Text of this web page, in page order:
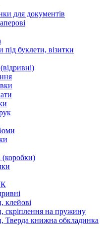
для документів
під буклети, візитки
(коробки)
клейові
скріплення на пружину
Тверда книжна обкладинка